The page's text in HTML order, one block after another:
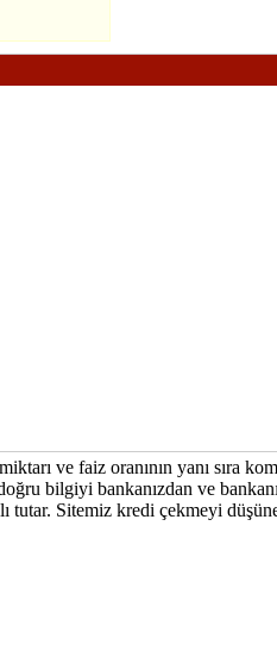
ve faiz oranının yanı sıra
bilgiyi bankanızdan ve
tutar. Sitemiz kredi çekmeyi